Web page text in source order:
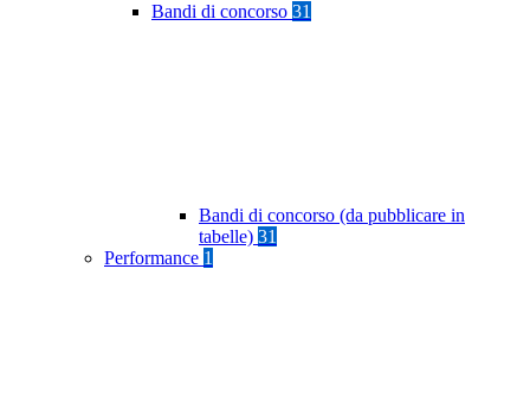
Bandi di concorso 31
Bandi di concorso (da pubblicare in
tabelle) 31
Performance 1